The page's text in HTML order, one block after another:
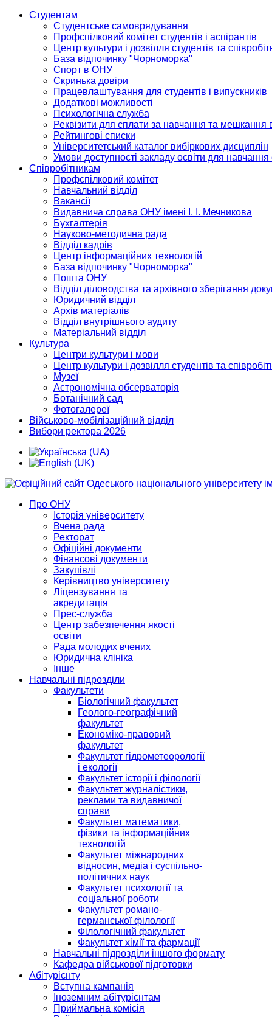
Студентам
Студентське самоврядування
Профспілковий комітет студентів і аспірантів
Центр культури і дозвілля студентів та
База відпочинку "Чорноморка"
Спорт в ОНУ
Скринька довіри
Працевлаштування для студентів і випускників
Додаткові можливості
Психологічна служба
Реквізити для сплати за навчання та мешкання
Рейтингові списки
Університетський каталог вибіркових дисциплін
Умови доступності закладу освіти для
Співробітникам
Профспілковий комітет
Навчальний відділ
Вакансії
Видавнича справа ОНУ імені І. І. Мечникова
Бухгалтерія
Науково-методична рада
Відділ кадрів
Центр інформаційних технологій
База відпочинку "Чорноморка"
Пошта ОНУ
Відділ діловодства та архівного зберігання
Юридичний відділ
Архів матеріалів
Відділ внутрішнього аудиту
Матеріальний відділ
Культура
Центри культури і мови
Центр культури і дозвілля студентів та
Музеї
Астрономічна обсерваторія
Ботанічний сад
Фотогалереї
Військово-мобілізаційний відділ
Вибори ректора 2026
Про ОНУ
Історія університету
Вчена рада
Ректорат
Офіційні документи
Фінансові документи
Закупівлі
Керівництво університету
Ліцензування та
акредитація
Прес-служба
Центр забезпечення якості
освіти
Рада молодих вчених
Юридична клініка
Інше
Навчальні підрозділи
Факультети
Біологічний факультет
Геолого-географічний
факультет
Економіко-правовий
факультет
Факультет гідрометеорології
і екології
Факультет історії і філології
Факультет журналістики,
реклами та видавничої
справи
Факультет математики,
фізики та інформаційних
технологій
Факультет міжнародних
відносин, медіа і суспільно-
політичних наук
Факультет психології та
соціальної роботи
Факультет романо-
германської філології
Філологічний факультет
Факультет хімії та фармації
Навчальні підрозділи іншого формату
Кафедра військової підготовки
Абітурієнту
Вступна кампанія
Іноземним абітурієнтам
Приймальна комісія